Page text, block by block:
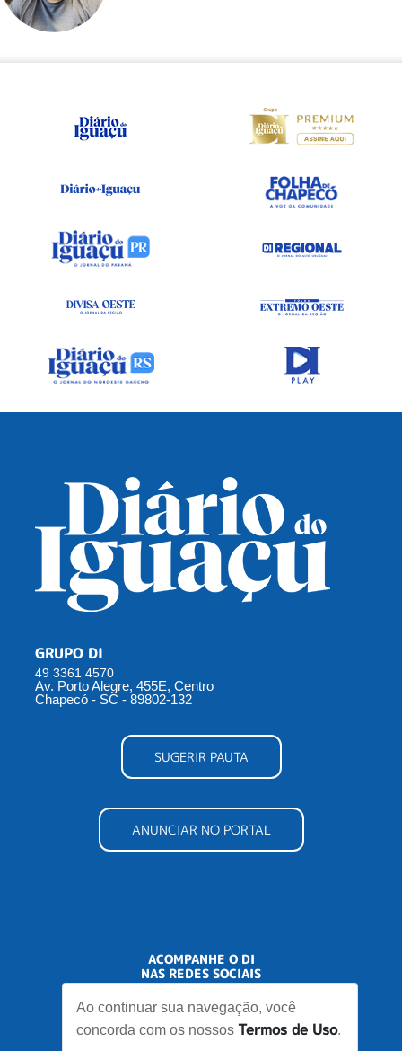
Ao continuar sua navegação, você
concorda com os nossos Termos de Uso.
GRUPO DI
49 3361 4570
Av. Porto Alegre, 455E, Centro
Chapecó - SC - 89802-132
SUGERIR PAUTA
ANUNCIAR NO PORTAL
ACOMPANHE O DI
NAS REDES SOCIAIS